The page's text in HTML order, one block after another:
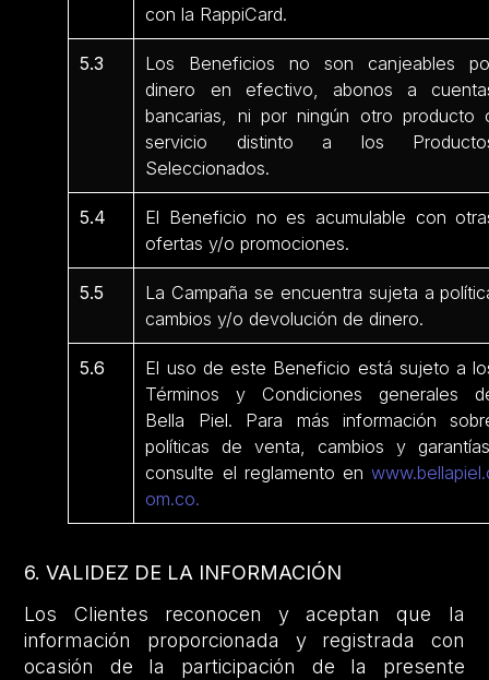
con la RappiCard.
5.3
Los Beneficios no son canjeables
dinero en efectivo, abonos a
bancarias, ni por ningún otro producto
servicio distinto a los
Seleccionados.
5.4
El Beneficio no es acumulable con
ofertas y/o promociones.
5.5
La Campaña se encuentra sujeta a
cambios y/o devolución de dinero.
5.6
El uso de este Beneficio está sujeto a
Términos y Condiciones generales
Bella Piel. Para más información
políticas de venta, cambios y
consulte el reglamento en
om.co.
6. VALIDEZ DE LA INFORMACIÓN
Los Clientes reconocen y aceptan que la
información proporcionada y registrada con
ocasión de la participación de la presente